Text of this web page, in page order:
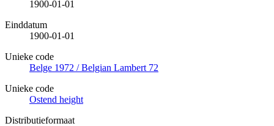
1900-01-01
Einddatum
1900-01-01
Unieke code
Belge 1972 / Belgian Lambert 72
Unieke code
Ostend height
Distributieformaat